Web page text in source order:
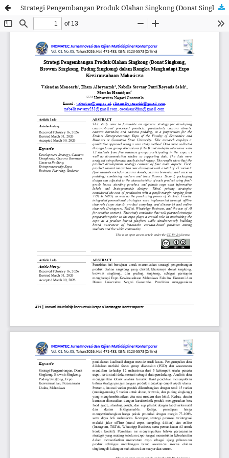
Strategi Pengembangan Produk Olahan Singkong (Donat Singkong, Brownis Singkong, Puding Singkong) dalam Rangka Menghadapi Expo Kewirausahaan Mahasiswa